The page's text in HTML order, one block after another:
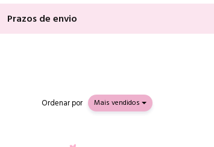
Prazos de envio
Ordenar por Mais vendidos